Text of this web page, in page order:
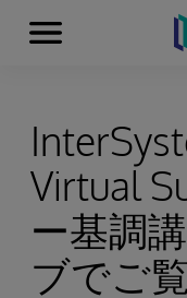
Skip to content
Menu
Virtual
ー基調
ブでご